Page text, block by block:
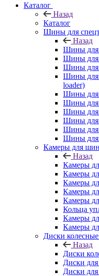
Каталог
Назад
Каталог
Шины для
Назад
Шины для
Шины для
Шины для
Шины для
loader)
Шины для
Шины для
Шины для
Шины для
Шины для
Шины для
Камеры для шин
Назад
Камеры
Камеры
Камеры
Камеры
Камеры
Кольца
Камеры
Камеры
Диски колесные
Назад
Диски
Диски для
Диски